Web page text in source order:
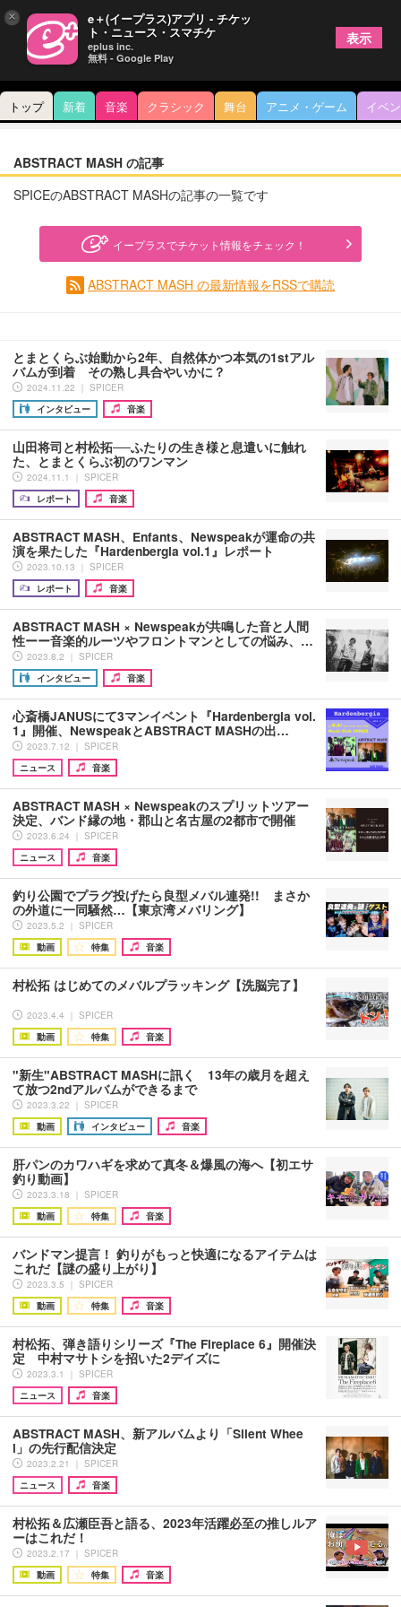
トップ 新着 音楽 クラシック 舞台 アニメ・ゲーム イベ
ABSTRACT MASH の記事
SPICEのABSTRACT MASHの記事の一覧です
イープラスでチケット情報をチェック！
ABSTRACT MASH の最新情報をRSSで購読
とまとくらぶ始動から2年、自然体かつ本気の1stアル
バムが到着 その熟し具合やいかに？
2024.11.22 ｜ SPICER
インタビュー
音楽
山田将司と村松拓──ふたりの生き様と息遣いに触れ
た、とまとくらぶ初のワンマン
2024.11.1 ｜ SPICER
レポート
音楽
ABSTRACT MASH、Enfants、Newspeakが運命の共
演を果たした『Hardenbergia vol.1』レポート
2023.10.13 ｜ SPICER
レポート
音楽
ABSTRACT MASH × Newspeakが共鳴した音と人間
性ーー音楽的ルーツやフロントマンとしての悩み、…
2023.8.2 ｜ SPICER
インタビュー
音楽
心斎橋JANUSにて3マンイベント『Hardenbergia vol.
1』開催、NewspeakとABSTRACT MASHの出…
2023.7.12 ｜ SPICER
ニュース
音楽
ABSTRACT MASH × Newspeakのスプリットツアー
決定、バンド縁の地・郡山と名古屋の2都市で開催
2023.6.24 ｜ SPICER
ニュース
音楽
釣り公園でプラグ投げたら良型メバル連発!! まさか
の外道に一同騒然…【東京湾メバリング】
2023.5.2 ｜ SPICER
動画
特集 音楽
村松拓 はじめてのメバルプラッキング【洗脳完了】
2023.4.4 ｜ SPICER
動画
特集 音楽
"新生"ABSTRACT MASHに訊く 13年の歳月を超え
て放つ2ndアルバムができるまで
2023.3.22 ｜ SPICER
動画
インタビュー 音楽
肝パンのカワハギを求めて真冬＆爆風の海へ【初エサ
釣り動画】
2023.3.18 ｜ SPICER
動画
特集 音楽
バンドマン提言！ 釣りがもっと快適になるアイテムは
これだ【謎の盛り上がり】
2023.3.5 ｜ SPICER
動画
特集 音楽
村松拓、弾き語りシリーズ『The Fireplace 6』開催決
定 中村マサトシを招いた2デイズに
2023.3.1 ｜ SPICER
ニュース
音楽
ABSTRACT MASH、新アルバムより「Silent Whee
l」の先行配信決定
2023.2.21 ｜ SPICER
ニュース
音楽
村松拓＆広瀬臣吾と語る、2023年活躍必至の推しルア
ーはこれだ！
2023.2.17 ｜ SPICER
動画
特集 音楽
× e＋(イープラス)アプリ - チケッ
ト・ニュース・スマチケ
eplus inc.
無料 - Google Play
表示